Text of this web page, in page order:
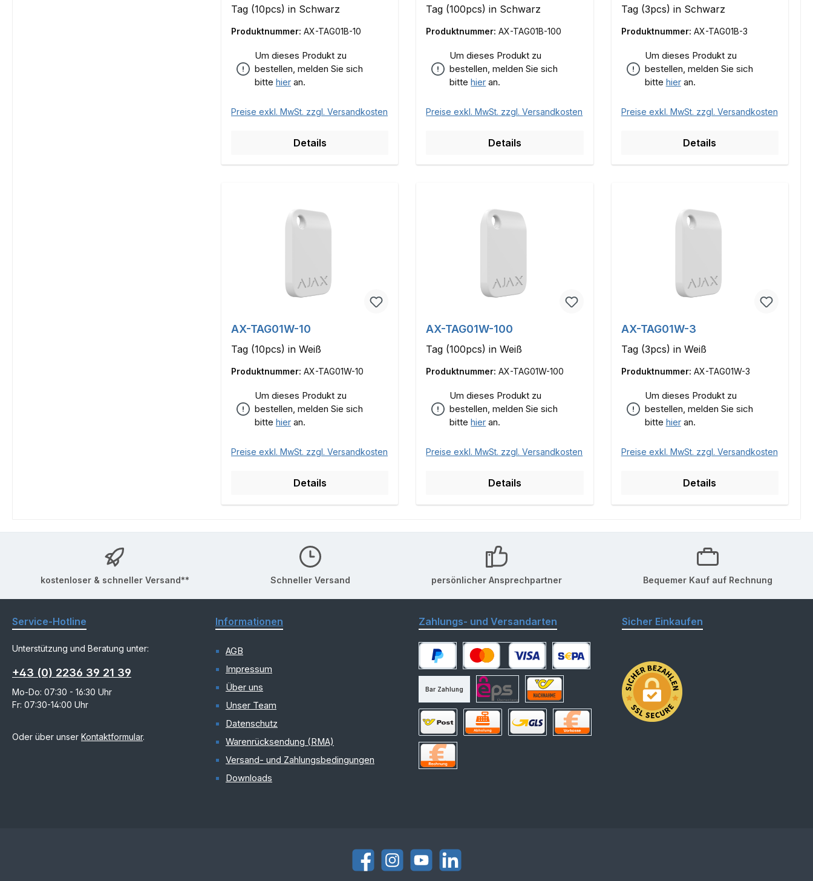
Tag (10pcs) in Schwarz
Produktnummer: AX-TAG01B-10
Um dieses Produkt zu
bestellen, melden Sie sich
bitte hier an.
Preise exkl. MwSt. zzgl. Versandkosten
Details
Tag (100pcs) in Schwarz
Produktnummer:AX-TAG01B-100
Um dieses Produkt zu
bestellen, melden Sie sich
bittehier an.
Preise exkl. MwSt. zzgl. Versandkosten
Details
Tag (3pcs) in Schwarz
Produktnummer: AX-TAG01B-3
Um dieses Produkt zu
bestellen, melden Sie sich
bitte hieran.
Preise exkl. MwSt. zzgl. Versandkosten
Details
AX-TAG01W-10
Tag (10pcs) in Weiß
Produktnummer: AX-TAG01W-10
Um dieses Produkt zu
bestellen, melden Sie sich
bitte hier an.
Preise exkl. MwSt. zzgl. Versandkosten
Details
AX-TAG01W-100
Tag (100pcs) in Weiß
Produktnummer:AX-TAG01W-100
Um dieses Produkt zu
bestellen, melden Sie sich
bittehier an.
Preise exkl. MwSt. zzgl. Versandkosten
Details
AX-TAG01W-3
Tag (3pcs) in Weiß
Produktnummer: AX-TAG01W-3
Um dieses Produkt zu
bestellen, melden Sie sich
bitte hieran.
Preise exkl. MwSt. zzgl. Versandkosten
Details
kostenloser & schneller Versand** Schneller Versand persönlicher Ansprechpartner Bequemer Kauf auf Rechnung
Service-Hotline
Unterstützung und Beratung unter:
+43 (0) 2236 39 21 39
Mo-Do: 07:30 - 16:30 Uhr
Fr: 07:30-14:00 Uhr
Oder über unser Kontaktformular.
Informationen
AGB
Impressum
Über uns
Unser Team
Datenschutz
Warenrücksendung (RMA)
Versand- und Zahlungsbedingungen
Downloads
Zahlungs- und Versandarten
PayPal Kredit- oder DebitkarteSEPA Lastschrift
Bar Zahlung
eps Nachnahme
Versand Österreich
Sicher Einkaufen
FacebookInstagramYouTubeLinkedIn